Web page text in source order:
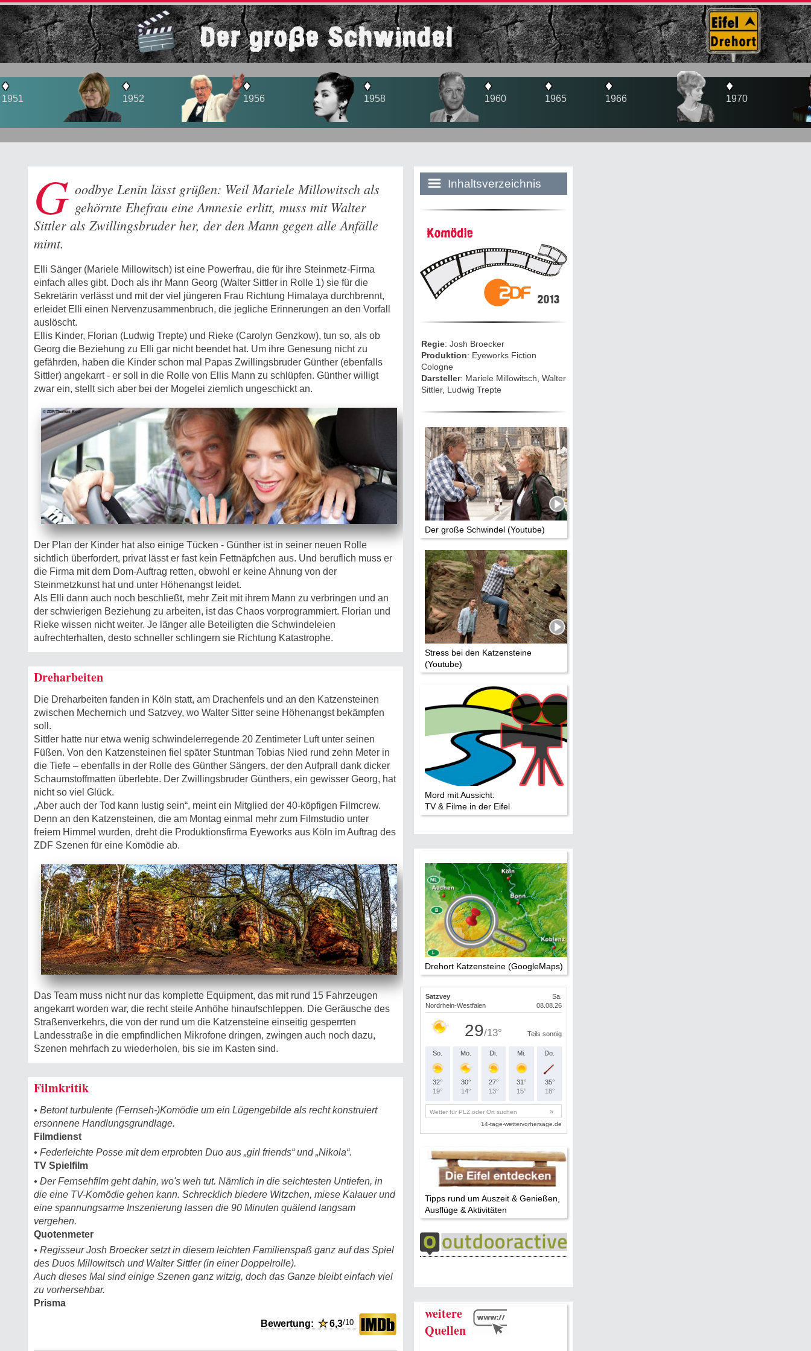
Der große Schwindel
1956 1958 1960
♦
1965
♦
1966
G oodbye Lenin lässt grüßen: Weil Mariele Millowitsch als
gehörnte Ehefrau eine Amnesie erlitt, muss mit Walter
Sittler als Zwillingsbruder her, der den Mann gegen alle Anfälle
mimt.
Elli Sänger (Mariele Millowitsch) ist eine Powerfrau, die für ihre Steinmetz-Firma
einfach alles gibt. Doch als ihr Mann Georg (Walter Sittler in Rolle 1) sie für die
Sekretärin verlässt und mit der viel jüngeren Frau Richtung Himalaya durchbrennt,
erleidet Elli einen Nervenzusammenbruch, die jegliche Erinnerungen an den Vorfall
auslöscht.
Ellis Kinder, Florian (Ludwig Trepte) und Rieke (Carolyn Genzkow), tun so, als ob
Georg die Beziehung zu Elli gar nicht beendet hat. Um ihre Genesung nicht zu
gefährden, haben die Kinder schon mal Papas Zwillingsbruder Günther (ebenfalls
Sittler) angekarrt - er soll in die Rolle von Ellis Mann zu schlüpfen. Günther willigt
zwar ein, stellt sich aber bei der Mogelei ziemlich ungeschickt an.
Der Plan der Kinder hat also einige Tücken - Günther ist in seiner neuen Rolle
sichtlich überfordert, privat lässt er fast kein Fettnäpfchen aus. Und beruflich muss er
die Firma mit dem Dom-Auftrag retten, obwohl er keine Ahnung von der
Steinmetzkunst hat und unter Höhenangst leidet.
Als Elli dann auch noch beschließt, mehr Zeit mit ihrem Mann zu verbringen und an
der schwierigen Beziehung zu arbeiten, ist das Chaos vorprogrammiert. Florian und
Rieke wissen nicht weiter. Je länger alle Beteiligten die Schwindeleien
aufrechterhalten, desto schneller schlingern sie Richtung Katastrophe.
Dreharbeiten
Die Dreharbeiten fanden in Köln statt, am Drachenfels und an den Katzensteinen
zwischen Mechernich und Satzvey, wo Walter Sitter seine Höhenangst bekämpfen
soll.
Sittler hatte nur etwa wenig schwindelerregende 20 Zentimeter Luft unter seinen
Füßen. Von den Katzensteinen fiel später Stuntman Tobias Nied rund zehn Meter in
die Tiefe – ebenfalls in der Rolle des Günther Sängers, der den Aufprall dank dicker
Schaumstoffmatten überlebte. Der Zwillingsbruder Günthers, ein gewisser Georg, hat
nicht so viel Glück.
„Aber auch der Tod kann lustig sein“, meint ein Mitglied der 40-köpfigen Filmcrew.
Denn an den Katzensteinen, die am Montag einmal mehr zum Filmstudio unter
freiem Himmel wurden, dreht die Produktionsfirma Eyeworks aus Köln im Auftrag des
ZDF Szenen für eine Komödie ab.
Das Team muss nicht nur das komplette Equipment, das mit rund 15 Fahrzeugen
angekarrt worden war, die recht steile Anhöhe hinaufschleppen. Die Geräusche des
Straßenverkehrs, die von der rund um die Katzensteine einseitig gesperrten
Landesstraße in die empfindlichen Mikrofone dringen, zwingen auch noch dazu,
Szenen mehrfach zu wiederholen, bis sie im Kasten sind.
Filmkritik
• Betont turbulente (Fernseh-)Komödie um ein Lügengebilde als recht konstruiert
ersonnene Handlungsgrundlage.
Filmdienst
• Federleichte Posse mit dem erprobten Duo aus „girl friends“ und „Nikola“.
TV Spielfilm
• Der Fernsehfilm geht dahin, wo's weh tut. Nämlich in die seichtesten Untiefen, in
die eine TV-Komödie gehen kann. Schrecklich biedere Witzchen, miese Kalauer und
eine spannungsarme Inszenierung lassen die 90 Minuten quälend langsam
vergehen.
Quotenmeter
• Regisseur Josh Broecker setzt in diesem leichten Familienspaß ganz auf das Spiel
des Duos Millowitsch und Walter Sittler (in einer Doppelrolle).
Auch dieses Mal sind einige Szenen ganz witzig, doch das Ganze bleibt einfach viel
zu vorhersehbar.
Prisma
Bewertung:★6,3/10
Inhaltsverzeichnis
Die dunkle Seite
Mythen, Märchen &
Legenden (2025)
Die Eifel entdecken
Eifelevents
Eifelkarte:
Eifelkrimi: Keine
Gutenachtgeschichte
Die Autoren
TV & Kino
Die Stars:
Wer hat wo gedreht?
Mediathek
Impressum
Datenschutz
Komödie
2013
Regie: Josh Broecker
Produktion: Eyeworks Fiction
Cologne
Darsteller: Mariele Millowitsch, Walter
Sittler, Ludwig Trepte
Der große Schwindel (Youtube)
Stress bei den Katzensteine
(Youtube)
Mord mit Aussicht:
TV & Filme in der Eifel
Drehort Katzensteine (GoogleMaps)
Tipps rund um Auszeit & Genießen,
Ausflüge & Aktivitäten
weitere
Quellen